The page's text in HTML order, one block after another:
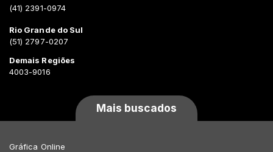
(41) 2391-0974
Rio Grande do Sul
(51) 2797-0207
Demais Regiões
4003-9016
Mais buscados
Gráfica Online